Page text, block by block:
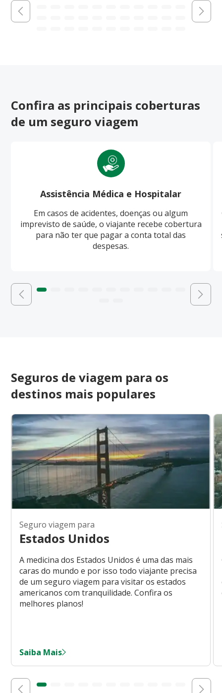
Confira as principais coberturas
de um seguro viagem
Assistência Médica e Hospitalar
Em casos de acidentes, doenças ou algum
imprevisto de saúde, o viajante recebe cobertura
para não ter que pagar a conta total das
despesas.
Seguros de viagem para os
destinos mais populares
Seguro viagem para
Estados Unidos
A medicina dos Estados Unidos é uma das mais
caras do mundo e por isso todo viajante precisa
de um seguro viagem para visitar os estados
americanos com tranquilidade. Confira os
melhores planos!
Saiba Mais